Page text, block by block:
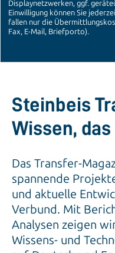
Steinbeis
Wissen,
Das Transfer-
spannende
und aktuelle
Verbund. Mit
Analysen zeigen
Wissens- und